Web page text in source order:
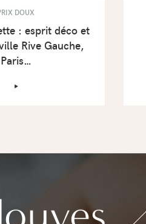
DOUX
: esprit déco et
Rive Gauche,
Paris…
‣